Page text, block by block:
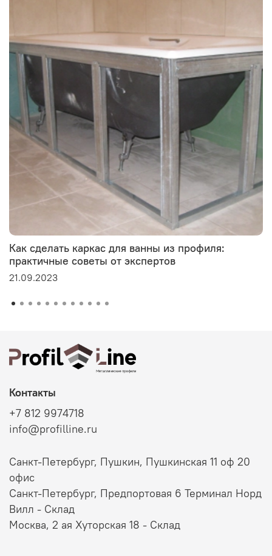
Как сделать каркас для ванны из профиля:
практичные советы от экспертов
21.09.2023
Контакты
+7 812 9974718
info@profilline.ru
Санкт-Петербург, Пушкин, Пушкинская 11 оф 20
офис
Санкт-Петербург, Предпортовая 6 Терминал Норд
Вилл - Склад
Москва, 2 ая Хуторская 18 - Склад